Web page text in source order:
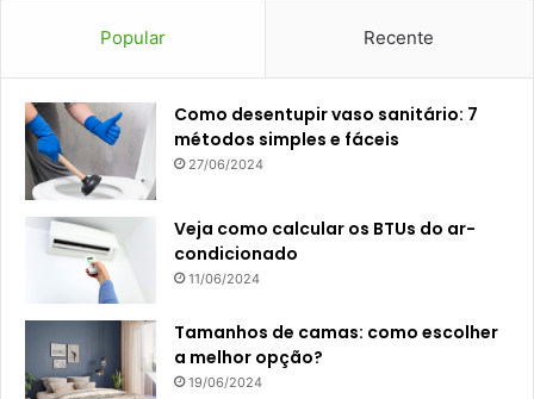
Popular Recente
Como desentupir vaso sanitário: 7
métodos simples e fáceis
27/06/2024
Veja como calcular os BTUs do ar-
condicionado
11/06/2024
Tamanhos de camas: como escolher
a melhor opção?
19/06/2024